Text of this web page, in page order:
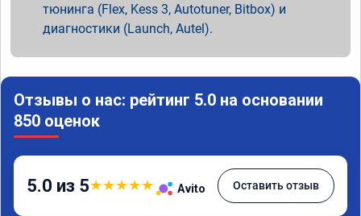
тюнинга (Flex, Kess 3, Autotuner, Bitbox) и
диагностики (Launch, Autel).
Отзывы о нас: рейтинг 5.0 на основании
850 оценок
5.0 из 5★★★★★ Avito Оставить отзыв